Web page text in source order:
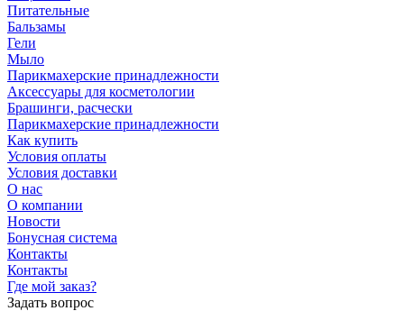
Питательные
Бальзамы
Гели
Мыло
Парикмахерские принадлежности
Аксессуары для косметологии
Брашинги, расчески
Парикмахерские принадлежности
Как купить
Условия оплаты
Условия доставки
О нас
О компании
Новости
Бонусная система
Контакты
Контакты
Где мой заказ?
Задать вопрос